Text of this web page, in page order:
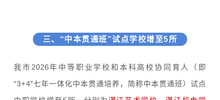
三、“中本贯通班”试点学校增至5所
我市2026年中等职业学校和本科高校协同育人（即
“3+4”七年一体化中本贯通培养，简称中本贯通班）试点